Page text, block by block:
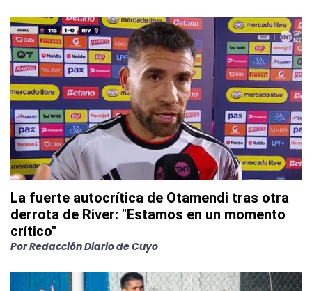
La fuerte autocrítica de Otamendi tras otra
derrota de River: "Estamos en un momento
crítico"
PorRedacción Diario de Cuyo